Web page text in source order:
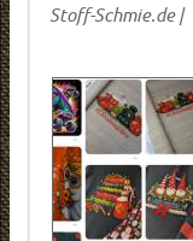
Stoff-Schmie.de|